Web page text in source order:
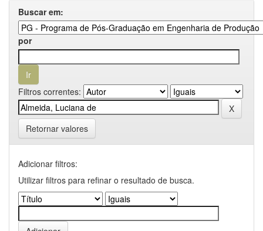
Buscar em:
por
Filtros correntes:
Retornar valores
Adicionar filtros:
Utilizar filtros para refinar o resultado de busca.